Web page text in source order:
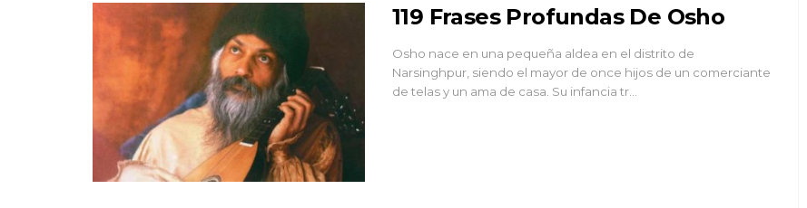
119 Frases Profundas De Osho
Osho nace en una pequeña aldea en el distrito de
Narsinghpur, siendo el mayor de once hijos de un comerciante
de telas y un ama de casa. Su infancia tr…